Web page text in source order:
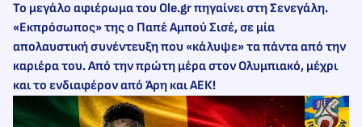
To μεγάλο αφιέρωμα του Ole.gr πηγαίνει στη Σενεγάλη.
«Εκπρόσωπος» της ο Παπέ Αμπού Σισέ, σε μία
απολαυστική συνέντευξη που «κάλυψε» τα πάντα από την
καριέρα του. Aπό την πρώτη μέρα στον Ολυμπιακό, μέχρι
και το ενδιαφέρον από Άρη και ΑΕΚ!